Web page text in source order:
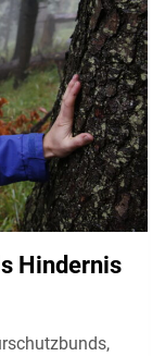
Hindernis